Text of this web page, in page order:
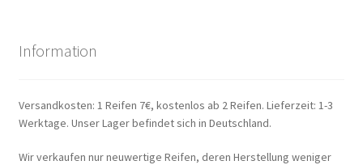
Information
Versandkosten: 1 Reifen 7€, kostenlos ab 2 Reifen. Lieferzeit: 1-3
Werktage. Unser Lager befindet sich in Deutschland.
Wir verkaufen nur neuwertige Reifen, deren Herstellung weniger